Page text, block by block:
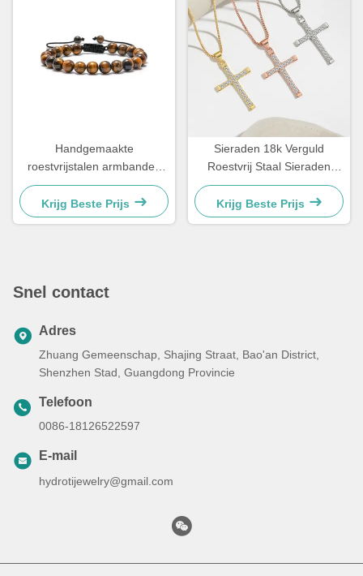
Handgemaakte
roestvrijstalen armbanden
Couple Gift Mens Tiger Eye
Stone Perlenarmband
Krijg Beste Prijs
Sieraden 18k Verguld
Roestvrij Staal Sieraden
Vrouw Choker Kruis Ketting
20 Inch
Krijg Beste Prijs
Snel contact
Adres
Zhuang Gemeenschap, Shajing Straat, Bao'an District,
Shenzhen Stad, Guangdong Provincie
Telefoon
0086-18126522597
E-mail
hydrotijewelry@gmail.com